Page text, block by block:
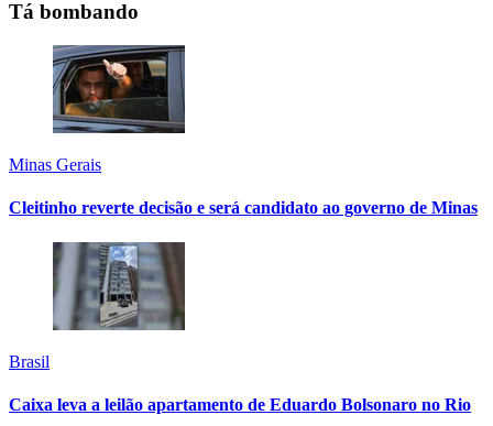
Tá bombando
Minas Gerais
Cleitinho reverte decisão e será candidato ao governo de Minas
Brasil
Caixa leva a leilão apartamento de Eduardo Bolsonaro no Rio